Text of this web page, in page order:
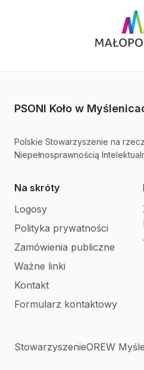
PSONI Koło w
Polskie Stowarzyszenie na
Niepełnosprawnością
Na skróty
Logosy
Polityka prywatności
Zamówienia publiczne
Ważne linki
Kontakt
Formularz kontaktowy
StowarzyszenieOREW